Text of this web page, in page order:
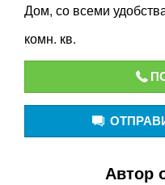
Дом, со всеми
комн. кв.
Автор